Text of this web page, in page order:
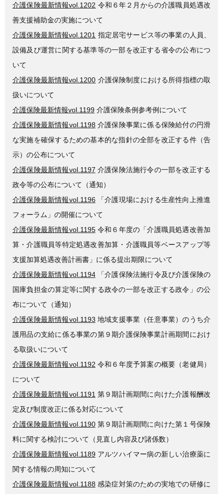
介護保険最新情報vol.1202 令和６年２月からの介護職員処遇改
善支援補助金の実施について
介護保険最新情報vol.1201 指定居宅サービス等の事業の人員、
設備及び運営に関する基準等の一部を改正する省令の公布につ
いて
介護保険最新情報vol.1200 介護保険制度における所得指標の取
扱いについて
介護保険最新情報vol.1199 介護保険条例参考例について
介護保険最新情報vol.1198 介護保険事業に係る保険給付の円滑
な実施を確保するための基本的な指針の全部を改正する件（告
示）の公布について
介護保険最新情報vol.1197 介護保険法施行令の一部を改正する
政令等の公布について（通知）
介護保険最新情報vol.1196 「介護現場における生産性向上推進
フォーラム」の開催について
介護保険最新情報vol.1195令和６年度の「介護職員処遇改善加
算・介護職員等特定処遇改善加算・介護職員等ベースアップ等
支援加算処遇改善計画書」に係る提出期限について
介護保険最新情報vol.1194「介護保険法施行令及び介護保険の
国庫負担金の算定等に関する政令の一部を改正する政令」の公
布について（通知）
介護保険最新情報vol.1193 地域支援事業（任意事業）のうち介
護用品の支給に係る事業の第９期介護保険事業計画期間におけ
る取扱いについて
介護保険最新情報vol.1192 令和６年度予算案の概要（老健局）
について
介護保険最新情報vol.1191 第９期計画期間に向けた介護報酬改
定及び制度改正に係る対応について
介護保険最新情報vol.1190第９期計画期間に向けた第１号保険
料に関する検討について（見直し内容及び諸係数）
介護保険最新情報vol.1189アルツハイマー病の新しい治療薬に
関する情報の周知について
介護保険最新情報vol.1188 感染症対策のための実地での研修に